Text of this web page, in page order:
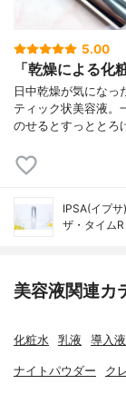
5.00
「乾燥による化
日中乾燥が気になっ
ティック状美容液。
のせるとすっととろ
IPSA(イプサ)
ザ・タイム
美容液関連カ
化粧水 乳液 導入液
ナイトパウダー ク